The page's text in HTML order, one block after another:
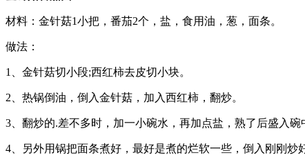
材料：金针菇1小把，番茄2个，盐，食用油，葱，面条。
做法：
1、金针菇切小段;西红柿去皮切小块。
2、热锅倒油，倒入金针菇，加入西红柿，翻炒。
3、翻炒的.差不多时，加一小碗水，再加点盐，熟了后盛入碗
4、另外用锅把面条煮好，最好是煮的烂软一些，倒入刚刚炒